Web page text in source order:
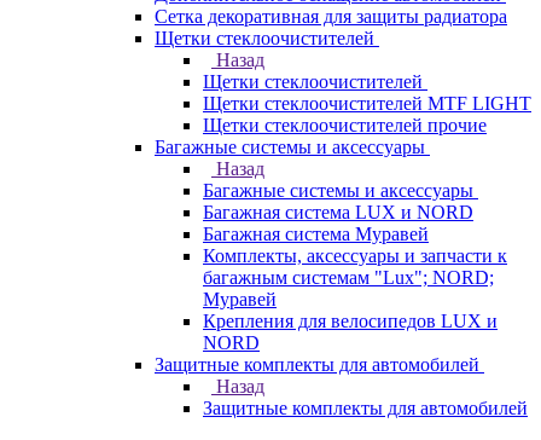
Сетка декоративная для защиты радиатора
Щетки стеклоочистителей
Назад
Щетки стеклоочистителей
Щетки стеклоочистителей MTF LIGHT
Щетки стеклоочистителей прочие
Багажные системы и аксессуары
Назад
Багажные системы и аксессуары
Багажная система LUX и NORD
Багажная система Муравей
Комплекты, аксессуары и запчасти к
багажным системам "Lux"; NORD;
Муравей
Крепления для велосипедов LUX и
NORD
Защитные комплекты для автомобилей
Назад
Защитные комплекты для автомобилей